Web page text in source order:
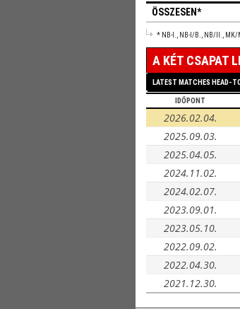
ÖSSZESEN*
* NB-I., NB-I/B., NB/II., MK/
A KÉT CSAPAT
LATEST MATCHES HEAD-
IDŐPONT
2026.02.04.
2025.09.03.
2025.04.05.
2024.11.02.
2024.02.07.
2023.09.01.
2023.05.10.
2022.09.02.
2022.04.30.
2021.12.30.